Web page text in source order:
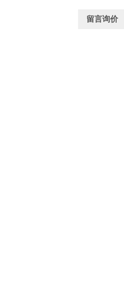
留言询价